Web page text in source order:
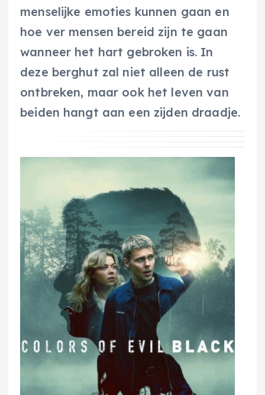
menselijke emoties kunnen gaan en
hoe ver mensen bereid zijn te gaan
wanneer het hart gebroken is. In
deze berghut zal niet alleen de rust
ontbreken, maar ook het leven van
beiden hangt aan een zijden draadje.